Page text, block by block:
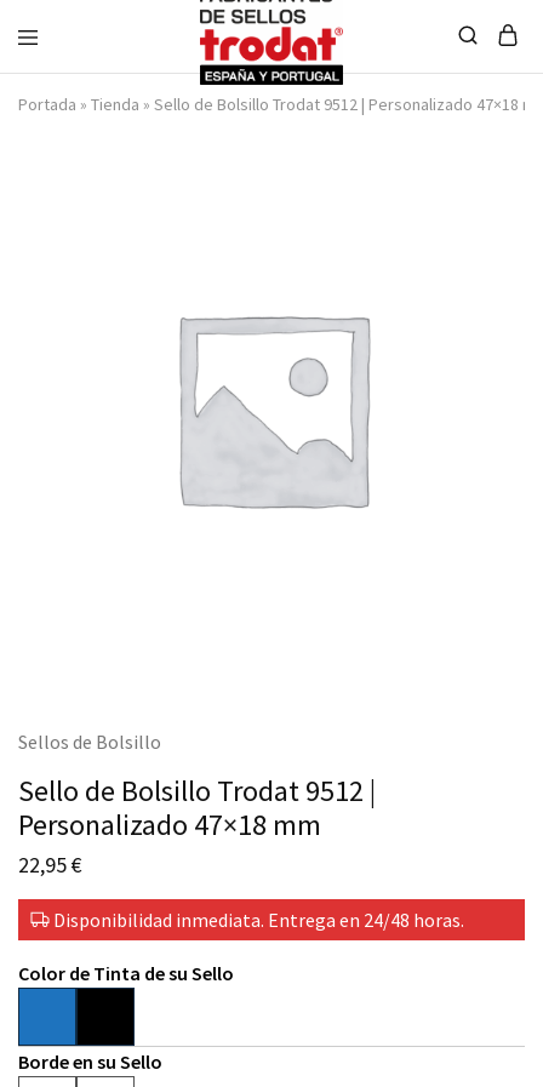
Sellos
Trodat
Portada » Tienda » Sello de Bolsillo Trodat 9512 | Personalizado 47×18
Sellos de Bolsillo
Sello de Bolsillo Trodat 9512 |
Personalizado 47×18 mm
22,95€
Disponibilidad inmediata. Entrega en 24/48 horas.
Color de Tinta de su Sello
Borde en su Sello